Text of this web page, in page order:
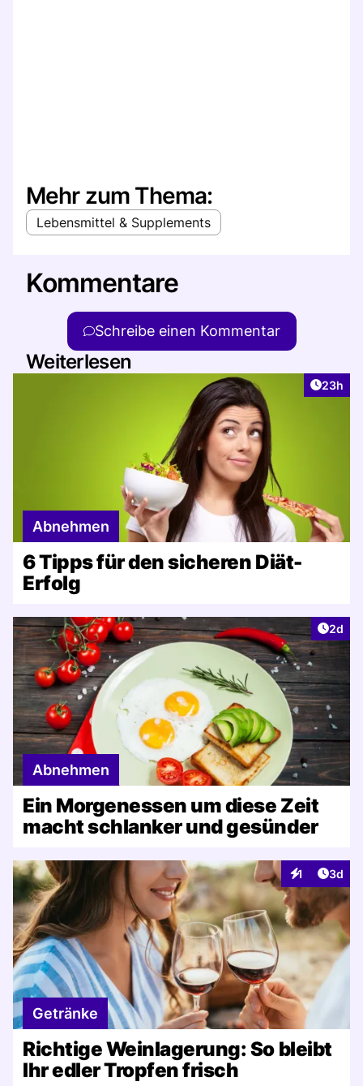
Mehr zum Thema:
Lebensmittel & Supplements
Kommentare
Schreibe einen Kommentar
Weiterlesen
Artikel
23h
Abnehmen
6 Tipps für den sicheren Diät-
Erfolg
2d
Abnehmen
Ein Morgenessen um diese Zeit
macht schlanker und gesünder
1
Interaktionen
3d
Getränke
Richtige Weinlagerung: So bleibt
Ihr edler Tropfen frisch